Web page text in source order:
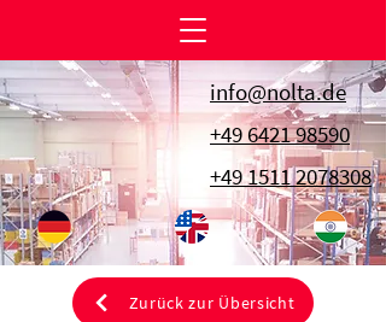
info@nolta.de
+49 6421 98590
+49 1511 2078308
Zurück zur Übersicht